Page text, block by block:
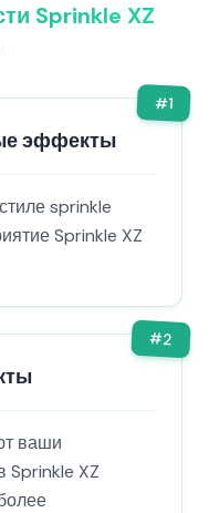
Sprinkle XZ
#1
эффекты
sprinkle
Sprinkle XZ
#2
ваши
Sprinkle XZ